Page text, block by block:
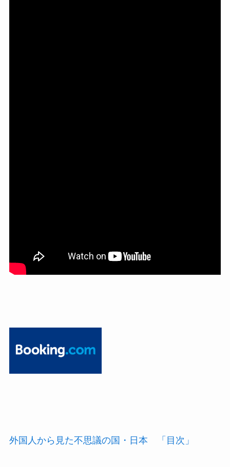
外国人から見た不思議の国・日本 「目次」